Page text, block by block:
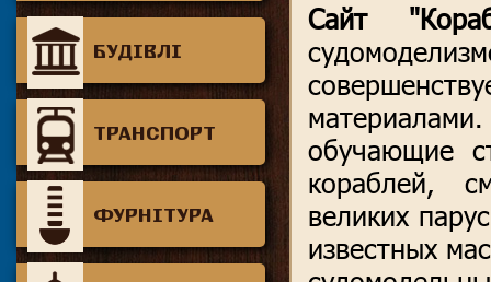
БУДІВЛІ
ТРАНСПОРТ
ФУРНІТУРА
Сайт
обучающие
кораблей,
великих
известных